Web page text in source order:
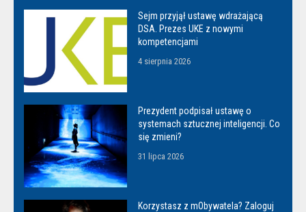
Sejm przyjął ustawę wdrażającą
DSA. Prezes UKE z nowymi
kompetencjami
4 sierpnia 2026
Prezydent podpisał ustawę o
systemach sztucznej inteligencji. Co
się zmieni?
31 lipca 2026
Korzystasz z mObywatela? Zaloguj